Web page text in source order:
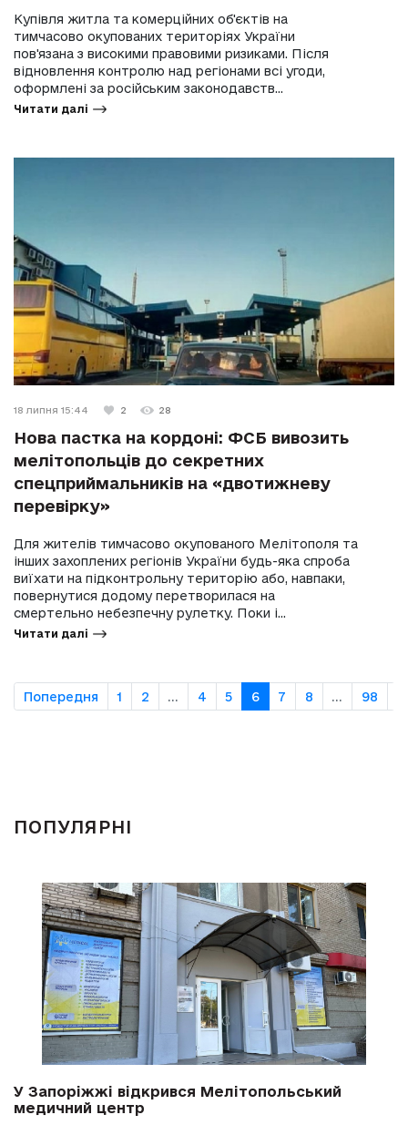
Купівля житла та комерційних об'єктів на
тимчасово окупованих територіях України
пов'язана з високими правовими ризиками. Після
відновлення контролю над регіонами всі угоди,
оформлені за російським законодавств...
Читати далі
18 липня 15:44 2 28
Нова пастка на кордоні: ФСБ вивозить
мелітопольців до секретних
спецприймальників на «двотижневу
перевірку»
Для жителів тимчасово окупованого Мелітополя та
інших захоплених регіонів України будь-яка спроба
виїхати на підконтрольну територію або, навпаки,
повернутися додому перетворилася на
смертельно небезпечну рулетку. Поки і...
Читати далі
Попередня 1 2 ... 4 5 6 7 8 ... 98
ПОПУЛЯРНІ
У Запоріжжі відкрився Мелітопольський
медичний центр